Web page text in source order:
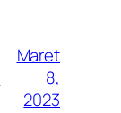
Maret
8,
2023